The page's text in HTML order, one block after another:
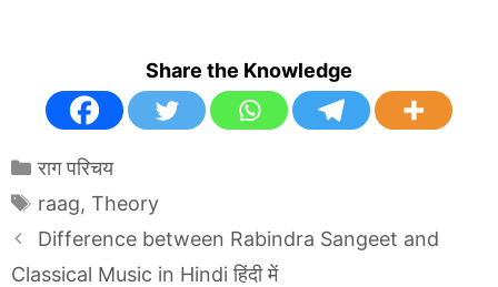
Share the Knowledge
Categories
राग परिचय
Tags
raag, Theory
Difference between Rabindra Sangeet and
Classical Music in Hindi हिंदी में